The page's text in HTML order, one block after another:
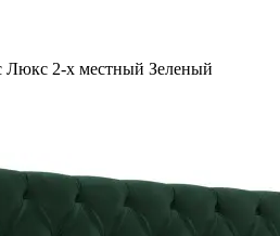
Люкс 2-х местный Зеленый